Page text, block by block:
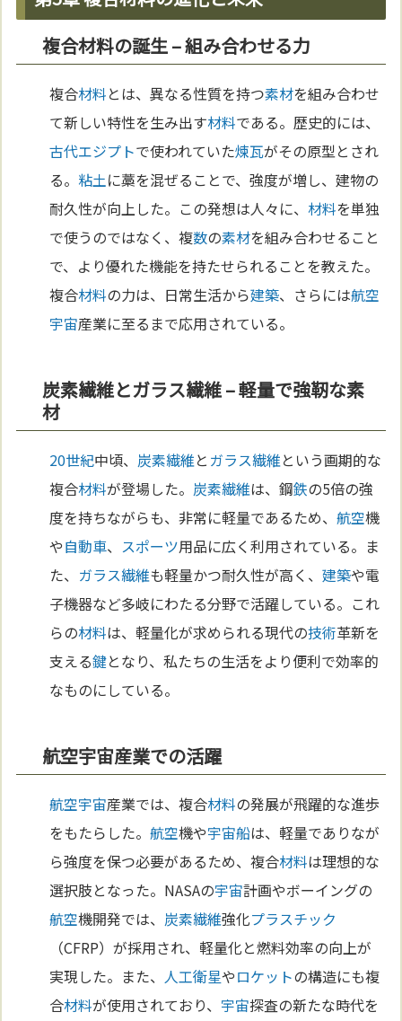
複合材料の誕生 – 組み合わせる力
複合材料とは、異なる性質を持つ素材を組み合わせ
て新しい特性を生み出す材料である。歴史的には、
古代エジプトで使われていた煉瓦がその原型とされ
る。 粘土に藁を混ぜることで、強度が増し、建物の
耐久性が向上した。この発想は人々に、材料を単独
で使うのではなく、複数の素材を組み合わせること
で、より優れた機能を持たせられることを教えた。
複合材料の力は、日常生活から建築、さらには航空
宇宙産業に至るまで応用されている。
炭素繊維とガラス繊維 – 軽量で強靭な素
材
20世紀中頃、 炭素繊維と ガラス繊維という画期的な
複合材料が登場した。 炭素繊維は、鋼鉄の5倍の強
度を持ちながらも、非常に軽量であるため、航空機
や自動車、 スポーツ用品に広く利用されている。ま
た、 ガラス繊維も軽量かつ耐久性が高く、建築や電
子機器など多岐にわたる分野で活躍している。これ
らの材料は、軽量化が求められる現代の技術革新を
支える鍵となり、私たちの生活をより便利で効率的
なものにしている。
航空宇宙産業での活躍
航空宇宙産業では、複合材料の発展が飛躍的な進歩
をもたらした。航空機や宇宙船は、軽量でありなが
ら強度を保つ必要があるため、複合材料は理想的な
選択肢となった。NASAの宇宙計画やボーイングの
航空機開発では、 炭素繊維強化プラスチック
（CFRP）が採用され、軽量化と燃料効率の向上が
実現した。また、 人工衛星やロケットの構造にも複
合材料が使用されており、 宇宙探査の新たな時代を